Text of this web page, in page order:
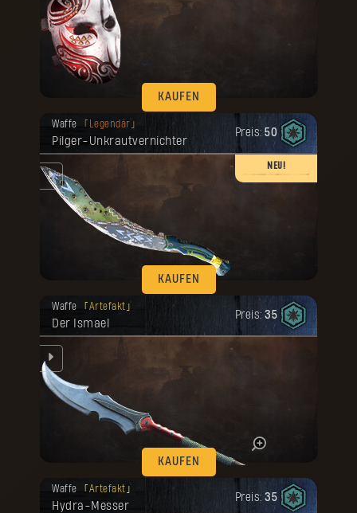
KAUFEN
Waffe Legendär
Pilger-Unkrautvernichter
Preis: 50
NEU!
KAUFEN
Deine Belohnung ist freigeschaltet
worden.
Waffe Artefakt
Der Ismael
Preis: 35
KAUFEN
Deine Belohnung ist freigeschaltet
worden.
Waffe Artefakt
Hydra-Messer
Preis: 35
Deine Belohnung ist freigeschaltet
worden.